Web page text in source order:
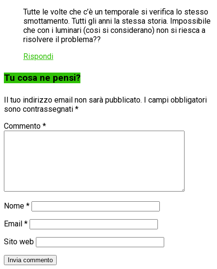
Tutte le volte che c’è un temporale si verifica lo stesso
smottamento. Tutti gli anni la stessa storia. Impossibile
che con i luminari (cosi si considerano) non si riesca a
risolvere il problema??
Rispondi
Tu cosa ne pensi?
Il tuo indirizzo email non sarà pubblicato.
I campi obbligatori
sono contrassegnati *
Commento *
Nome *
Email *
Sito web